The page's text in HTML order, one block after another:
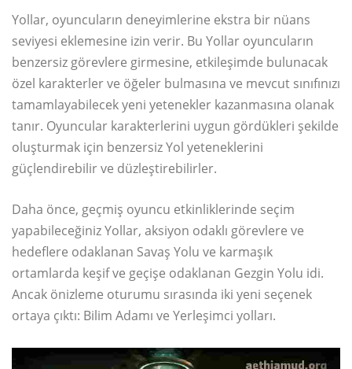
Yollar, oyuncuların deneyimlerine ekstra bir nüans
seviyesi eklemesine izin verir. Bu Yollar oyuncuların
benzersiz görevlere girmesine, etkileşimde bulunacak
özel karakterler ve öğeler bulmasına ve mevcut sınıfınızı
tamamlayabilecek yeni yetenekler kazanmasına olanak
tanır. Oyuncular karakterlerini uygun gördükleri şekilde
oluşturmak için benzersiz Yol yeteneklerini
güçlendirebilir ve düzleştirebilirler.
Daha önce, geçmiş oyuncu etkinliklerinde seçim
yapabileceğiniz Yollar, aksiyon odaklı görevlere ve
hedeflere odaklanan Savaş Yolu ve karmaşık
ortamlarda keşif ve geçişe odaklanan Gezgin Yolu idi.
Ancak önizleme oturumu sırasında iki yeni seçenek
ortaya çıktı: Bilim Adamı ve Yerleşimci yolları.